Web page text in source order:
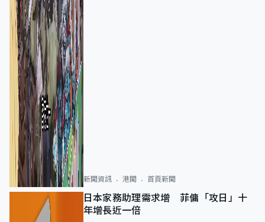
新聞資訊 港聞 首頁新聞
日本家務助理需求增 菲傭「攻日」十
年增長近一倍